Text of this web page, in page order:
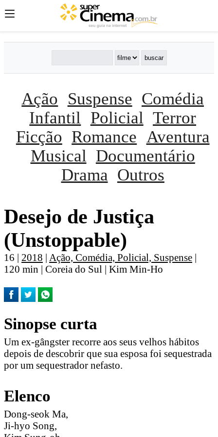
Ação Suspense Comédia
Infantil
Policial Terror
Ficção Romance Aventura
Musical
Documentário
Drama Outros
Desejo de Justiça
(Unstoppable)
16 | 2018 | Ação, Comédia, Policial, Suspense |
120 min | Coreia do Sul | Kim Min-Ho
Sinopse curta
Um ex-gângster recorre aos seus velhos hábitos
depois de descobrir que sua esposa foi sequestrada
por um sequestrador nefasto.
Elenco
Dong-seok Ma,
Ji-hyo Song,